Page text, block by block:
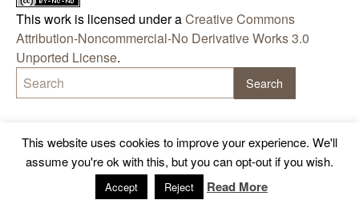
This work is licensed under aCreative Commons
Attribution-Noncommercial-No Derivative Works 3.0
Unported License.
This website uses cookies to improve your experience. We'll
assume you're ok with this, but you can opt-out if you wish.
Accept Reject Read More